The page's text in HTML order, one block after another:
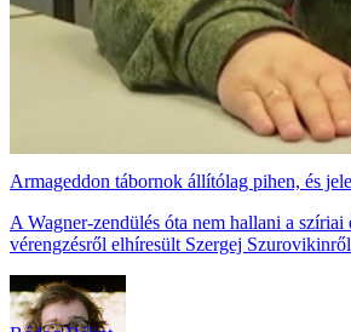
Armageddon tábornok állítólag pihen, és
A Wagner-zendülés óta nem hallani a szíriai
vérengzésről elhíresült Szergej